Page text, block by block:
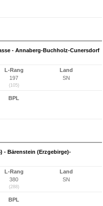
- Annaberg-Buchholz-Cunersdorf
L-Rang
197
(105)
Land
SN
BPL
- Bärenstein (Erzgebirge)-
L-Rang
380
(288)
Land
SN
BPL